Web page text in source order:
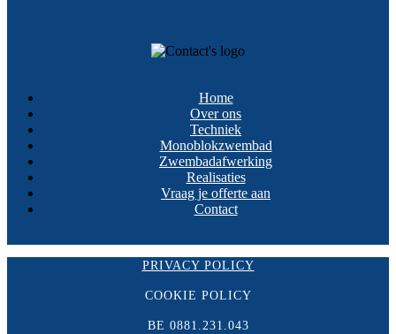
Home
Over ons
Techniek
Monoblokzwembad
Zwembadafwerking
Realisaties
Vraag je offerte aan
Contact
PRIVACY POLICY
COOKIE POLICY
BE 0881.231.043